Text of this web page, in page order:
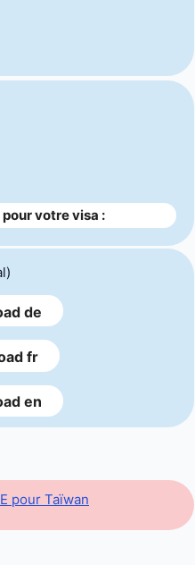
votre visa :
de
fr
en
pour Taïwan